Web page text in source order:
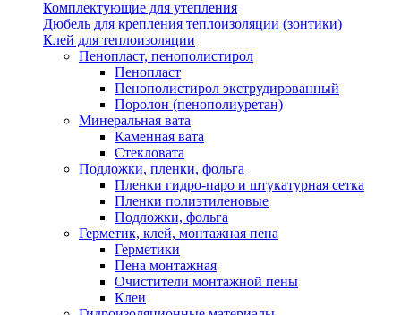
Комплектующие для утепления
Дюбель для крепления теплоизоляции (зонтики)
Клей для теплоизоляции
Пенопласт, пенополистирол
Пенопласт
Пенополистирол экструдированный
Поролон (пенополиуретан)
Минеральная вата
Каменная вата
Стекловата
Подложки, пленки, фольга
Пленки гидро-паро и штукатурная сетка
Пленки полиэтиленовые
Подложки, фольга
Герметик, клей, монтажная пена
Герметики
Пена монтажная
Очистители монтажной пены
Клеи